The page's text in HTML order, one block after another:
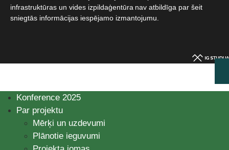
infrastruktūras un vides izpildaģentūra nav atbildīga par šeit
sniegtās informācijas iespējamo izmantojumu.​
Konference 2025
Par projektu
Mērķi un uzdevumi
Plānotie ieguvumi